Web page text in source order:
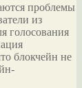
проблемы
из
голосования
блокчейн не